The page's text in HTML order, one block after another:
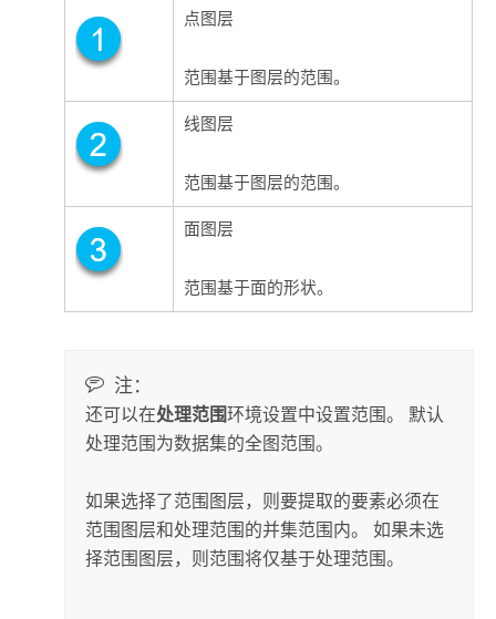
点图层
范围基于图层的范围。
线图层
范围基于图层的范围。
面图层
范围基于面的形状。
注：
还可以在处理范围环境设置中设置范围。 默认
处理范围为数据集的全图范围。
如果选择了范围图层，则要提取的要素必须在
范围图层和处理范围的并集范围内。 如果未选
择范围图层，则范围将仅基于处理范围。